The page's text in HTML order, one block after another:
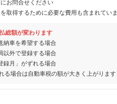
お問合せください
取得するために必要な費用も含まれてい
総額が変わります
納車を希望する場合
以外で登録する場合
録月」がずれる場合
る場合は自動車税の額が大きく上がります